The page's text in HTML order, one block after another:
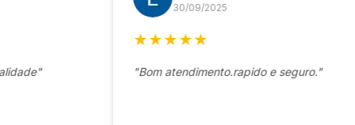
30/09/2025
★★★
"Bom atendimento.rapido e seguro."